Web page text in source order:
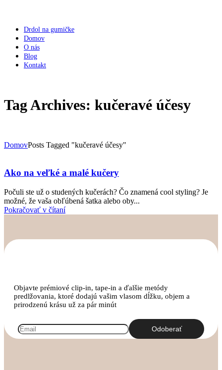
Drdol na gumičke
Domov
O nás
Blog
Kontakt
Tag Archives: kučeravé účesy
DomovPosts Tagged "kučeravé účesy"
Ako na veľké a malé kučery
Počuli ste už o studených kučerách? Čo znamená cool styling? Je
možné, že vaša obľúbená šatka alebo oby...
Pokračovať v čítaní
Objavte prémiové clip-in, tape-in a ďalšie metódy
predlžovania, ktoré dodajú vašim vlasom dĺžku, objem a
prirodzenú krásu už za pár minút